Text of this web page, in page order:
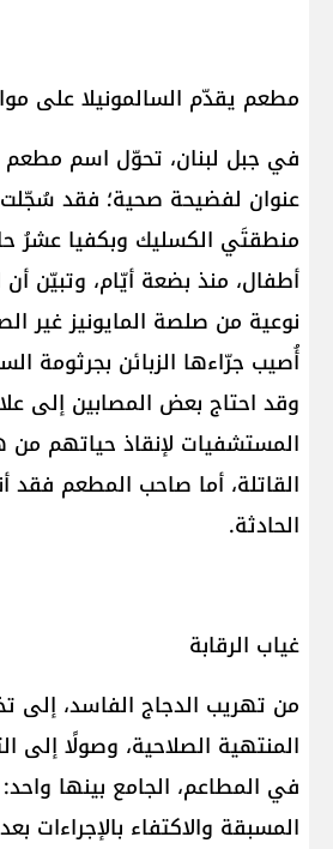
مطعم يقدّم السالمونيلا على
عنوان لفضيحة صحية؛ فقد
منطقتَي الكسليك وبكفيا عشرُ
أطفال، منذ بضعة أيّام، وتبيّن
نوعية من صلصة المايونيز غير
أُصيب جرّاءها الزبائن بجرثومة
وقد احتاج بعض المصابين إلى
المستشفيات لإنقاذ حياتهم من
القاتلة، أما صاحب المطعم فقد
الحادثة.
غياب الرقابة
من تهريب الدجاج الفاسد، إلى
المنتهية الصلاحية، وصولًا إلى
في المطاعم، الجامع بينها
المسبقة والاكتفاء بالإجراءات